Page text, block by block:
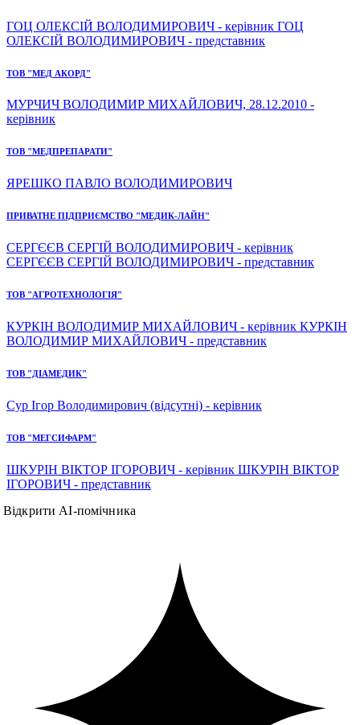
ГОЦ ОЛЕКСІЙ ВОЛОДИМИРОВИЧ - керівник ГОЦ
ОЛЕКСІЙ ВОЛОДИМИРОВИЧ - представник
ТОВ "МЕД АКОРД"
МУРЧИЧ ВОЛОДИМИР МИХАЙЛОВИЧ, 28.12.2010 -
керівник
ТОВ "МЕДПРЕПАРАТИ"
ЯРЕШКО ПАВЛО ВОЛОДИМИРОВИЧ
ПРИВАТНЕ ПІДПРИЄМСТВО "МЕДИК-ЛАЙН"
СЕРГЄЄВ СЕРГІЙ ВОЛОДИМИРОВИЧ - керівник
СЕРГЄЄВ СЕРГІЙ ВОЛОДИМИРОВИЧ - представник
ТОВ "АГРОТЕХНОЛОГІЯ"
КУРКІН ВОЛОДИМИР МИХАЙЛОВИЧ - керівник КУРКІН
ВОЛОДИМИР МИХАЙЛОВИЧ - представник
ТОВ "ДІАМЕДИК"
Сур Ігор Володимирович (відсутні) - керівник
ТОВ "МЕГСИФАРМ"
ШКУРІН ВІКТОР ІГОРОВИЧ - керівник ШКУРІН ВІКТОР
ІГОРОВИЧ - представник
Відкрити AI-помічника